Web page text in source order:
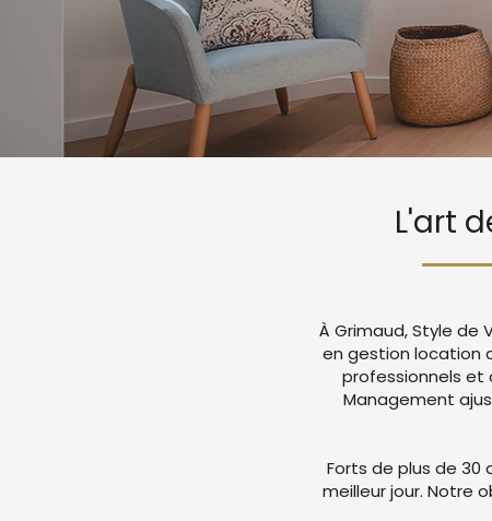
L'art
À Grimaud, Style
en gestion location
professionnels et
Management
Forts de plus de 30
meilleur jour. Notre